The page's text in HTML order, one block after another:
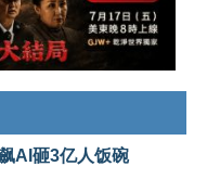
AI砸3亿人饭碗